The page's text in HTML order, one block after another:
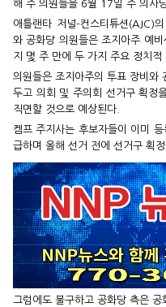
해 주 의원들을 6월 17일 주 의사
애틀랜타 저널-컨스티튜션(AJC)
와 공화당 의원들은 조지아주 예
지 몇 주 만에 두 가지 주요 정치적
의원들은 조지아주의 투표 장비
두고 의회 및 주의회 선거구 획정
직면할 것으로 예상된다.
켐프 주지사는 후보자들이 이미
급하며 올해 선거 전에 선거구 획
그럼에도 불구하고 공화당 측은